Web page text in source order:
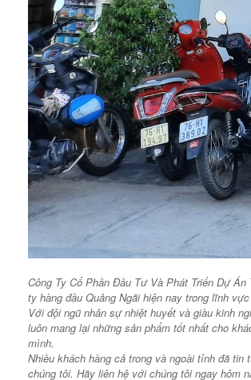
Công Ty Cổ Phần Đầu Tư Và Phát Triển Dự Án
ty hàng đầu Quảng Ngãi hiện nay trong lĩnh
Với đội ngũ nhân sự nhiệt huyết và giàu kinh
luôn mang lại những sản phẩm tốt nhất cho
mình.
Nhiều khách hàng cả trong và ngoài tỉnh đã tin
chúng tôi. Hãy liên hệ với chúng tôi ngay hôm